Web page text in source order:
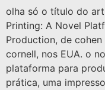
olha só o título do
Printing: A Novel
Production, de
cornell, nos EUA. o
plataforma para
prática, uma